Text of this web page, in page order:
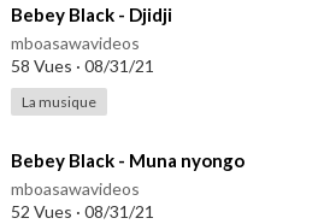
⁣Bebey Black - Djidji
mboasawavideos
58 Vues · 08/31/21
La musique
⁣Bebey Black - Muna nyongo
mboasawavideos
52 Vues · 08/31/21